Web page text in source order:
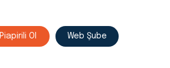
Piapirili Ol Web Şube